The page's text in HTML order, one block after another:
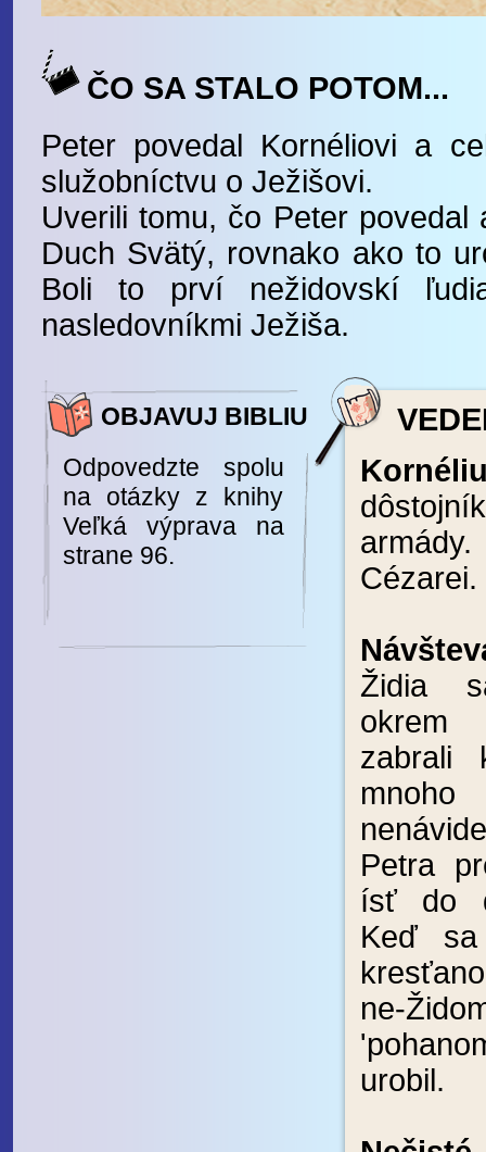
ČO SA STALO POTOM...
Peter povedal Kornéliovi a
služobníctvu o Ježišovi.
Uverili tomu, čo Peter povedal
Duch Svätý, rovnako ako to
Boli to prví nežidovskí
nasledovníkmi Ježiša.
OBJAVUJ BIBLIU
Odpovedzte spolu
na otázky z knihy
Veľká výprava na
strane 96.
Cézarei.
Židia
okrem
zabrali
mnoho
Petra
ísť do
Keď sa
ne-
urobil.